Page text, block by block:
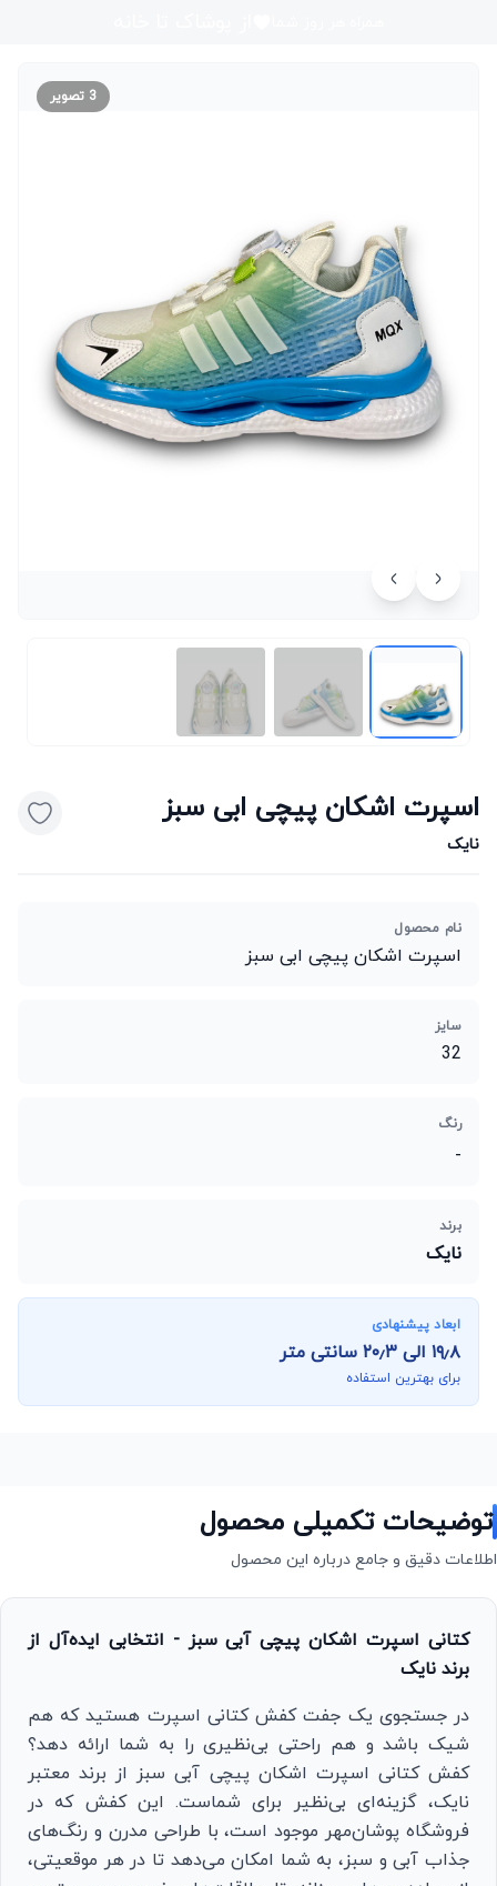
3 تصویر
اسپرت اشکان پیچی ابی سبز
نایک
نام محصول
اسپرت اشکان پیچی ابی سبز
سایز
32
رنگ
-
برند
نایک
ابعاد پیشنهادی
۱۹٫۸ الی۲۰٫۳سانتی متر
برای بهترین استفاده
توضیحات تکمیلی محصول
اطلاعات دقیق و جامع درباره این محصول
کتانی اسپرت اشکان پیچی آبی سبز - انتخابی ایده‌آل از
برند نایک
در جستجوی یک جفت کفش کتانی اسپرت هستید که هم
شیک باشد و هم راحتی بی‌نظیری را به شما ارائه دهد؟
کفش کتانی اسپرت اشکان پیچی آبی سبز از برند معتبر
نایک، گزینه‌ای بی‌نظیر برای شماست. این کفش که در
فروشگاه پوشان‌مهر موجود است، با طراحی مدرن و رنگ‌های
جذاب آبی و سبز، به شما امکان می‌دهد تا در هر موقعیتی،